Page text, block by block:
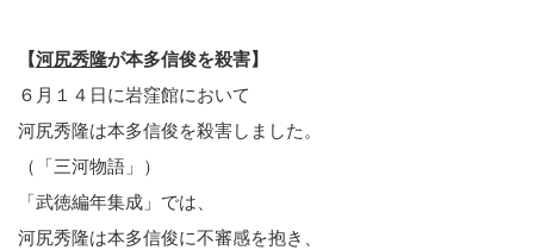
【河尻秀隆が本多信俊を殺害】
６月１４日に岩窪館において
河尻秀隆は本多信俊を殺害しました。
（「三河物語」）
「武徳編年集成」では、
河尻秀隆は本多信俊に不審感を抱き、